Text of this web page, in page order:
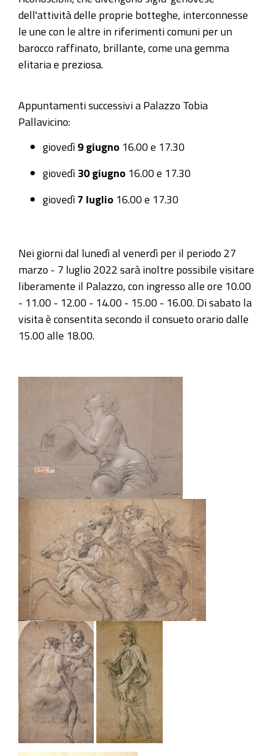
dell’affresco
di
Lorenzo
De
Ferrari,
conservati
nei
Strada
nel
rassegna
"I
Protagonisti.
Capolavori
a
Genova
1750"
dell'attività delle proprie botteghe, interconnesse
le une con le altre in riferimenti comuni per un
barocco raffinato, brillante, come una gemma
elitaria e preziosa.
Appuntamenti successivi a Palazzo Tobia
Pallavicino:
giovedì 9 giugno 16.00 e 17.30
giovedì 30 giugno 16.00 e 17.30
giovedì 7 luglio 16.00 e 17.30
Nei giorni dal lunedì al venerdì per il periodo 27
marzo - 7 luglio 2022 sarà inoltre possibile visitare
liberamente il Palazzo, con ingresso alle ore 10.00
- 11.00 - 12.00 - 14.00 - 15.00 - 16.00. Di sabato la
visita è consentita secondo il consueto orario dalle
15.00 alle 18.00.